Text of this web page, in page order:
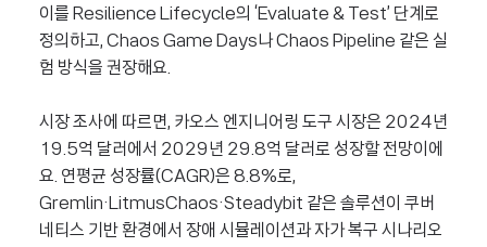
이를 Resilience Lifecycle의 ‘Evaluate & Test’ 단계로
정의하고, Chaos Game Days나 Chaos Pipeline 같은 실
험 방식을 권장해요.
시장 조사에 따르면, 카오스 엔지니어링 도구 시장은 2024년
19.5억 달러에서 2029년 29.8억 달러로 성장할 전망이에
요. 연평균 성장률(CAGR)은 8.8%로,
Gremlin·LitmusChaos·Steadybit 같은 솔루션이 쿠버
네티스 기반 환경에서 장애 시뮬레이션과 자가 복구 시나리오